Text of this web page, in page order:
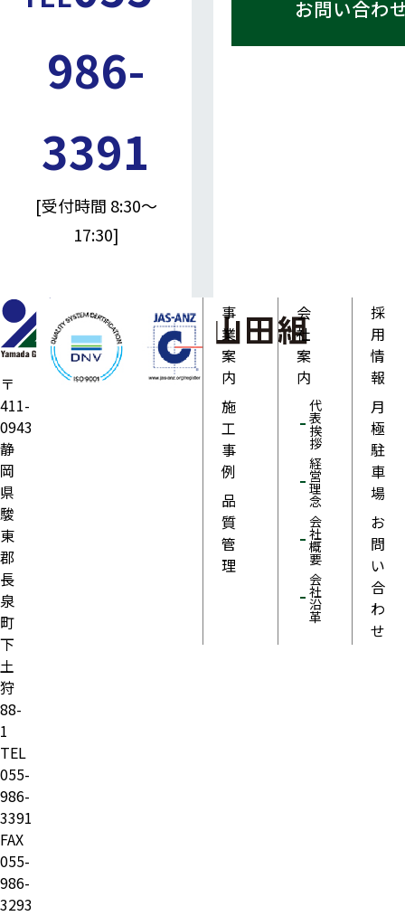
986-
3391
[受付時間 8:30～
17:30]
お問い合わ
〒
411-
0943
静
岡
県
駿
東
郡
長
泉
町
下
土
狩
88-
1
TEL
055-
986-
3391
FAX
055-
986-
3293
事
業
案
内
施
工
事
例
品
質
管
理
会
社
案
内
代
表
挨
拶
経
営
理
念
会
社
概
要
会
社
沿
革
採
用
情
報
月
極
駐
車
場
お
問
い
合
わ
せ